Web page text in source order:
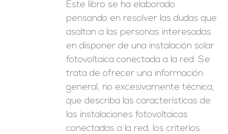
Este libro se ha elaborado
pensando en resolver las dudas que
asaltan a las personas interesadas
en disponer de una instalación solar
fotovoltaica conectada a la red. Se
trata de ofrecer una información
general, no excesivamente técnica,
que describa las características de
las instalaciones fotovoltaicas
conectadas a la red, los criterios